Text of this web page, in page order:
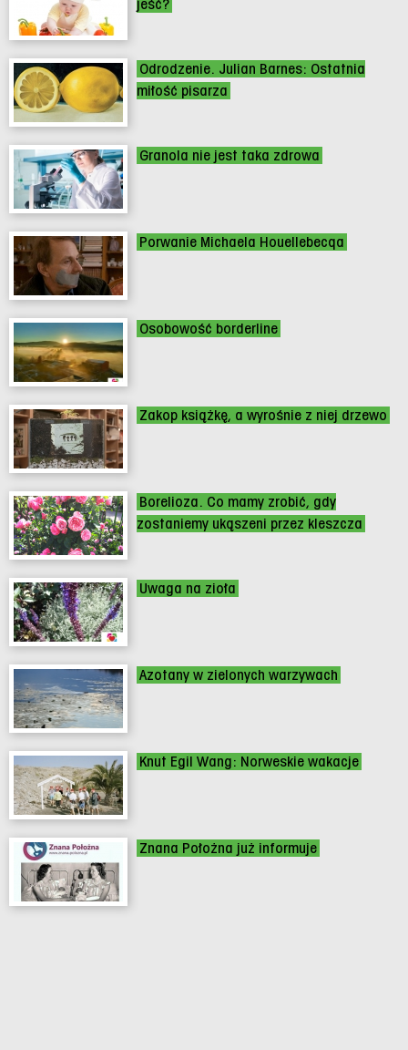
jeść?
Odrodzenie. Julian Barnes: Ostatnia
miłość pisarza
Granola nie jest taka zdrowa
Porwanie Michaela Houellebecqa
Osobowość borderline
Zakop książkę, a wyrośnie z niej drzewo
Borelioza. Co mamy zrobić, gdy
zostaniemy ukąszeni przez kleszcza
Uwaga na zioła
Azotany w zielonych warzywach
Knut Egil Wang: Norweskie wakacje
Znana Położna już informuje